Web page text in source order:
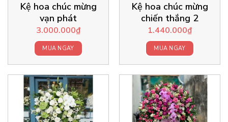
Kệ hoa chúc mừng
vạn phát
3.000.000₫
MUA NGAY
Kệ hoa chúc mừng
chiến thắng 2
1.440.000₫
MUA NGAY